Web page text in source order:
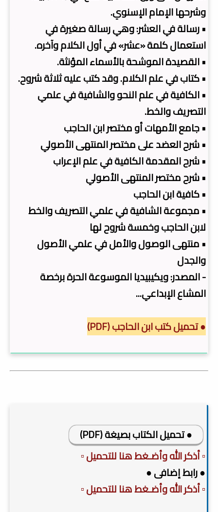
وشرحها الإمام الإسنوي.
• رسالة في العشر: وهي رسالة صغيرة في
استعمال كلمة «عشر» في أول الكلام وآخره.
• القصيدة الموشحة بالأسماء المؤنثة.
• كتاب في علم الكلام. وقد كتب عليه ثلاثة شروح.
• الكافية في علم النحو والشافية في علمي
التصريف والخط.
• جامع الأمهات أو مختصر ابن الحاجب
• شرح العضد على مختصر المنتهى الأصولي
• شرح المقدمة الكافية في علم الإعراب
• شرح مختصر المنتهى الأصولي
• كافية ابن الحاجب
• مجموعة الشافية في علمي التصريف والخط
لابن الحاجب وخمسة شروح لها
• منتهى الوصول والأمل في علمي الأصول
والجدل
- المصدر: ويكيبيديا الموسوعة الحرة برخصة
المشاع الإبداعي...
● تحميل كتب ابن الحاجب (PDF)
● تحميل الكتاب بصيغة (PDF)
▫️ أذكر الله وأضـغط هنا للتحميل ▫️
● رابط إضافى ●
▫️ أذكر الله وأضـغط هنا للتحميل ▫️